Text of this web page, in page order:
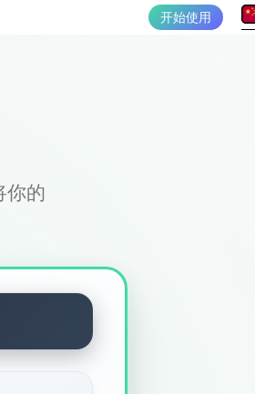
开始使用
你的